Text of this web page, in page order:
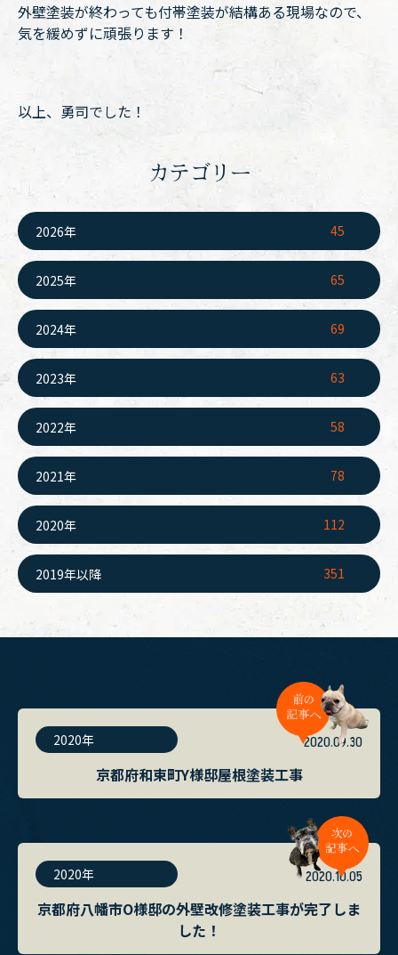
外壁塗装が終わっても付帯塗装が結構ある現場なので、
気を緩めずに頑張ります！
以上、勇司でした！
カテゴリー
2026年 45
2025年 65
2024年 69
2023年 63
2022年 58
2021年 78
2020年 112
2019年以降 351
2020年 2020.09.30
京都府和束町Y様邸屋根塗装工事
2020年 2020.10.05
京都府八幡市O様邸の外壁改修塗装工事が完了しま
した！